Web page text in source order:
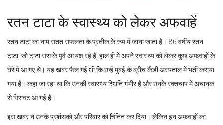
रतन टाटा के स्वास्थ्य को लेकर अफवाहें
रतन टाटा का नाम सतत सफलता के प्रतीक के रूप में जाना जाता है। 86 वर्षीय रतन
टाटा, जो टाटा संस के पूर्व अध्यक्ष रहे हैं, हाल ही में अपने स्वास्थ्य को लेकर कुछ अफवाहों के
घेरे में आ गए थे। यह खबर फैल गई थी कि उन्हें मुंबई के ब्रीच कैंडी अस्पताल में भर्ती कराया
गया है। कहा जा रहा था कि उनकी स्वास्थ्य स्थिति गंभीर है और उनके रक्तचाप में अचानक
से गिरावट आ गई है।
इस खबर ने उनके प्रशंसकों और परिवार को चिंतित कर दिया। लेकिन इन अफवाहों का